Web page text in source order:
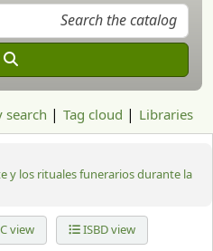
Tag cloud Libraries
y los rituales funerarios durante la
view ISBD view